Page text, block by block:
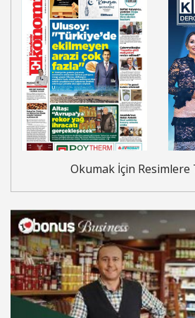
Okumak İçin Resimlere